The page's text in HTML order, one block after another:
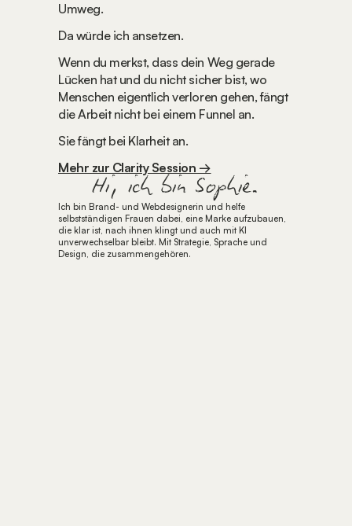
Umweg.
Da würde ich ansetzen.
Wenn du merkst, dass dein Weg gerade
Lücken hat und du nicht sicher bist, wo
Menschen eigentlich verloren gehen, fängt
die Arbeit nicht bei einem Funnel an.
Sie fängt bei Klarheit an.
Mehr zur Clarity Session →
Hi, ich bin Sophie.
Ich bin Brand- und Webdesignerin und helfe
selbstständigen Frauen dabei, eine Marke aufzubauen,
die klar ist, nach ihnen klingt und auch mit KI
unverwechselbar bleibt. Mit Strategie, Sprache und
Design, die zusammengehören.